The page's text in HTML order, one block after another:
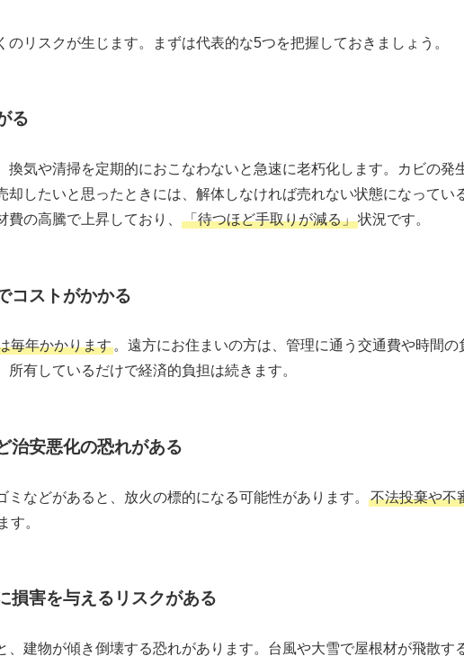
のリスクが生じます。まずは代表的な5つを把握しておきましょう。
る
換気や清掃を定期的におこなわないと急速に老朽化します。カビの発
却したいと思ったときには、解体しなければ売れない状態になってい
の高騰で上昇しており、
「待つほど手取りが減る」状況です。
コストがかかる
毎年かかります。遠方にお住まいの方は、管理に通う交通費や時間
有しているだけで経済的負担は続きます。
治安悪化の恐れがある
ミなどがあると、放火の標的になる可能性があります。 不法投棄や不
す。
損害を与えるリスクがある
、建物が傾き倒壊する恐れがあります。台風や大雪で屋根材が飛散す